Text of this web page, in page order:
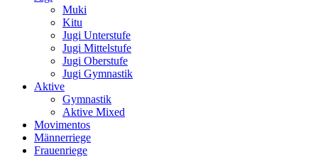
Muki
Kitu
Jugi Unterstufe
Jugi Mittelstufe
Jugi Oberstufe
Jugi Gymnastik
Aktive
Gymnastik
Aktive Mixed
Movimentos
Männerriege
Frauenriege